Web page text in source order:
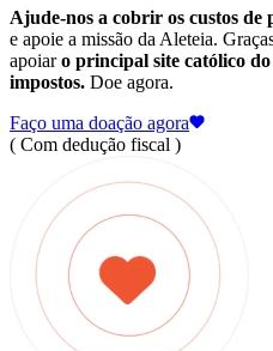
Ajude-nos a cobrir os custos de
e apoie a missão da Aleteia.
apoiaro principal site católico
impostos. Doe agora.
Faço uma doação agora
( Com dedução fiscal )